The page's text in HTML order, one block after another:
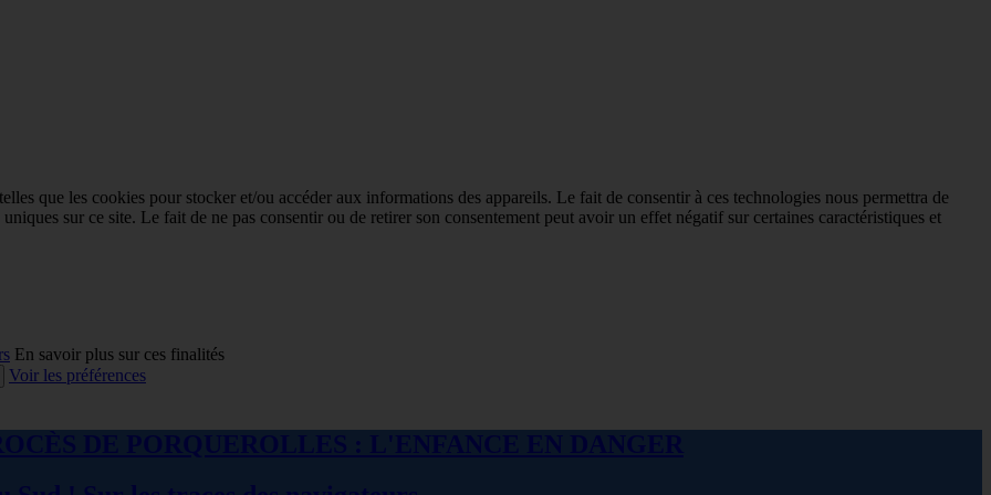
que les cookies pour stocker et/ou accéder aux informations des appareils. Le fait de consentir à ces technologies nous permettra de
sur ce site. Le fait de ne pas consentir ou de retirer son consentement peut avoir un effet négatif sur certaines caractéristiques et
En savoir plus sur ces finalités
Voir les préférences